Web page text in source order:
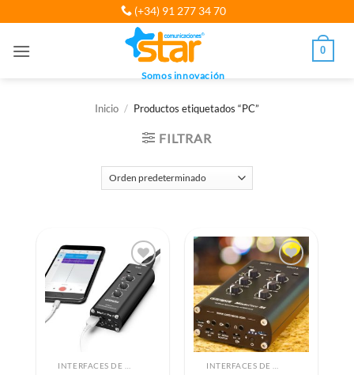
al
(+34) 91 277 34 70
Somos innovación
0
Inicio / Productos etiquetados “PC”
FILTRAR